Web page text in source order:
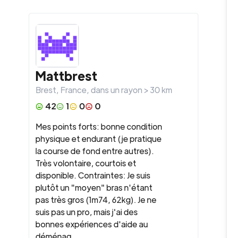
Mattbrest
Brest, France, dans un rayon >30km
42
1 0
0
Mes points forts: bonne condition
physique et endurant (je pratique
la course de fond entre autres).
Très volontaire, courtois et
disponible. Contraintes: Je suis
plutôt un "moyen" bras n'étant
pas très gros (1m74, 62kg). Je ne
suis pas un pro, mais j'ai des
bonnes expériences d'aide au